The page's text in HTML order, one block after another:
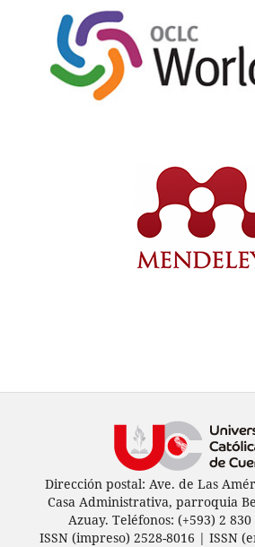
Dirección postal: Ave. de Las
Casa Administrativa, parroquia
Azuay. Teléfonos: (+593) 2
ISSN (impreso) 2528-8016 | ISSN